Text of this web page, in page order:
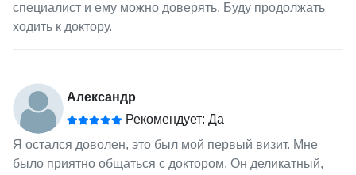
специалист и ему можно доверять. Буду продолжать
ходить к доктору.
Александр
Рекомендует: Да
Я остался доволен, это был мой первый визит. Мне
было приятно общаться с доктором. Он деликатный,